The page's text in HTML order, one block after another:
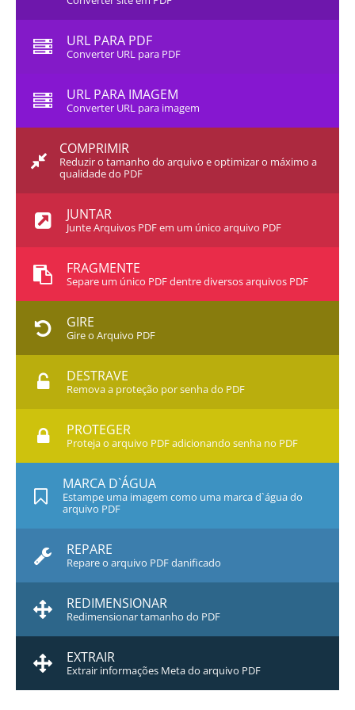
URL PARA PDF
Converter URL para PDF
URL PARA IMAGEM
Converter URL para imagem
COMPRIMIR
Reduzir o tamanho do arquivo e optimizar o máximo a
qualidade do PDF
JUNTAR
Junte Arquivos PDF em um único arquivo PDF
FRAGMENTE
Separe um único PDF dentre diversos arquivos PDF
GIRE
Gire o Arquivo PDF
DESTRAVE
Remova a proteção por senha do PDF
PROTEGER
Proteja o arquivo PDF adicionando senha no PDF
MARCA D`ÁGUA
Estampe uma imagem como uma marca d`água do
arquivo PDF
REPARE
Repare o arquivo PDF danificado
REDIMENSIONAR
Redimensionar tamanho do PDF
EXTRAIR
Extrair informações Meta do arquivo PDF